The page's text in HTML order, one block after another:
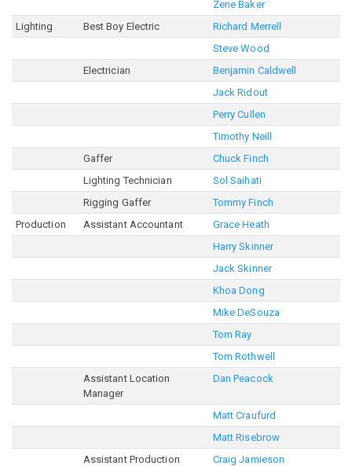
Zene Baker
Lighting
Best Boy Electric
Richard Merrell
Steve Wood
Electrician
Benjamin Caldwell
Jack Ridout
Perry Cullen
Timothy Neill
Gaffer
Chuck Finch
Lighting Technician
Sol Saihati
Rigging Gaffer
Tommy Finch
Production
Assistant Accountant
Grace Heath
Harry Skinner
Jack Skinner
Khoa Dong
Mike DeSouza
Tom Ray
Tom Rothwell
Assistant Location
Manager
Dan Peacock
Matt Craufurd
Matt Risebrow
Assistant Production
Craig Jamieson